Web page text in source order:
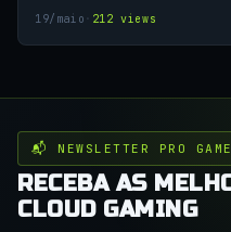
19/maio · 212 views
📬 NEWSLETTER PRO
RECEBA AS
CLOUD GAMING